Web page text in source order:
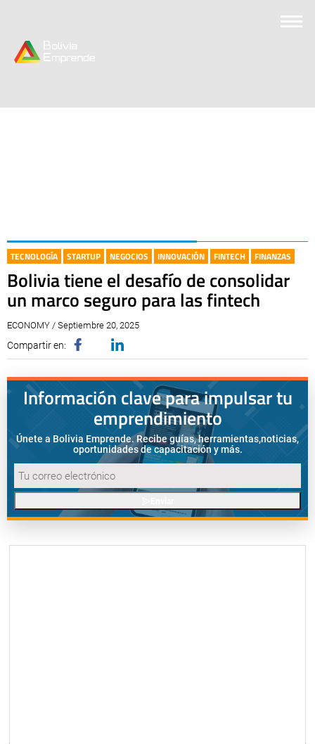
TECNOLOGÍA STARTUP NEGOCIOS INNOVACIÓN FINTECH FINANZAS
Bolivia tiene el desafío de consolidar
un marco seguro para las fintech
ECONOMY / Septiembre 20, 2025
Compartir en:
Información clave para impulsar tu
emprendimiento
Únete a Bolivia Emprende. Recibe guías, herramientas,noticias,
oportunidades de capacitación y más.